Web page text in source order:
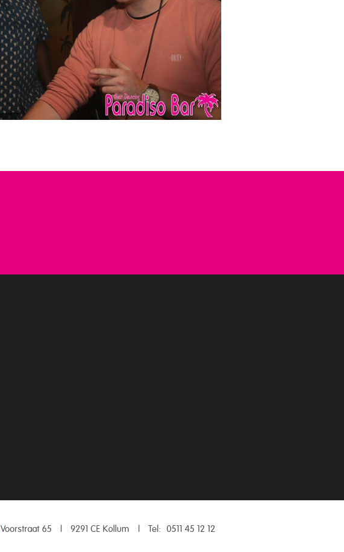
Voorstraat 65 9291 CE Kollum Tel: 0511 45 12 12